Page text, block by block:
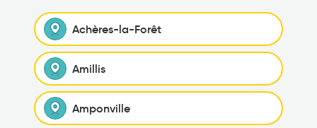
Achères-la-Forêt
Amillis
Amponville